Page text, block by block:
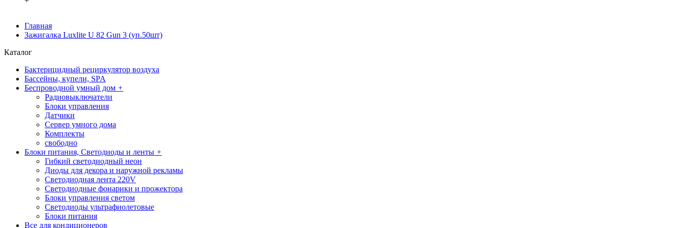
Главная
Зажигалка Luxlite U 82 Gun 3 (уп.50шт)
Каталог
Бактерицидный рециркулятор воздуха
Бассейны, купели, SPA
Беспроводной умный дом +
Радиовыключатели
Блоки управления
Датчики
Сервер умного дома
Комплекты
свободно
Блоки питания, Светодиоды и ленты +
Гибкий светодиодный неон
Диоды для декора и наружной рекламы
Светодиодная лента 220V
Светодиодные фонарики и прожектора
Блоки управления светом
Светодиоды ультрафиолетовые
Блоки питания
Все для кондиционеров